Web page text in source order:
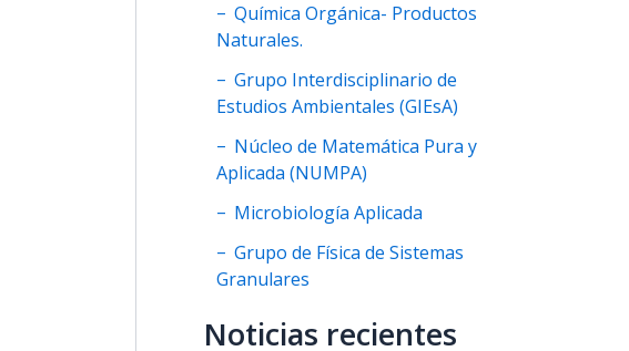
Química Orgánica- Productos
Naturales.
Grupo Interdisciplinario de
Estudios Ambientales (GIEsA)
Núcleo de Matemática Pura y
Aplicada (NUMPA)
Microbiología Aplicada
Grupo de Física de Sistemas
Granulares
Noticias recientes